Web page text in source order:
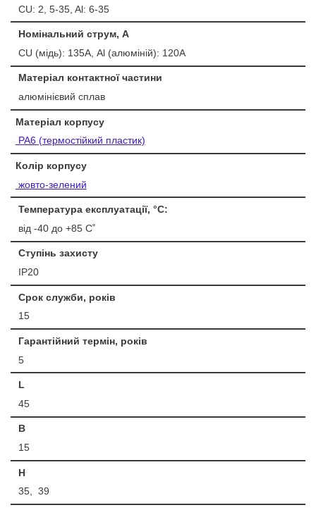
CU: 2, 5-35, Al: 6-35
Номінальний струм, А
CU (мідь): 135А, Al (алюміній): 120А
Матеріал контактної частини
алюмінієвий сплав
Матеріал корпусу
PA6 (термостійкий пластик)
Колір корпусу
жовто-зелений
Температура експлуатації, °С:
від -40 до +85 С˚
Ступінь захисту
IP20
Срок служби, років
15
Гарантійний термін, років
5
L
45
B
15
H
35, 39